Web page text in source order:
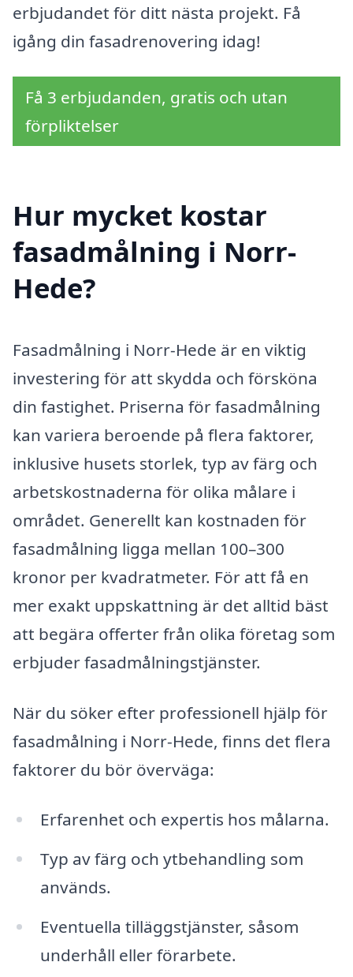
erbjudandet för ditt nästa projekt. Få
igång din fasadrenovering idag!
Få 3 erbjudanden, gratis och utan
förpliktelser
Hur mycket kostar
fasadmålning i Norr-
Hede?
Fasadmålning i Norr-Hede är en viktig
investering för att skydda och försköna
din fastighet. Priserna för fasadmålning
kan variera beroende på flera faktorer,
inklusive husets storlek, typ av färg och
arbetskostnaderna för olika målare i
området. Generellt kan kostnaden för
fasadmålning ligga mellan 100–300
kronor per kvadratmeter. För att få en
mer exakt uppskattning är det alltid bäst
att begära offerter från olika företag som
erbjuder fasadmålningstjänster.
När du söker efter professionell hjälp för
fasadmålning i Norr-Hede, finns det flera
faktorer du bör överväga:
Erfarenhet och expertis hos målarna.
Typ av färg och ytbehandling som
används.
Eventuella tilläggstjänster, såsom
underhåll eller förarbete.